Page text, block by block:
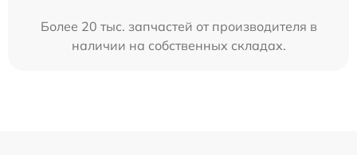
Более 20 тыс. запчастей от производителя в
наличии на собственных складах.